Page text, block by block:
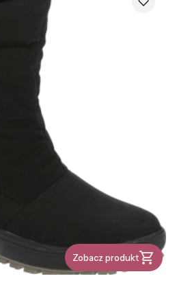
Zobacz produkt